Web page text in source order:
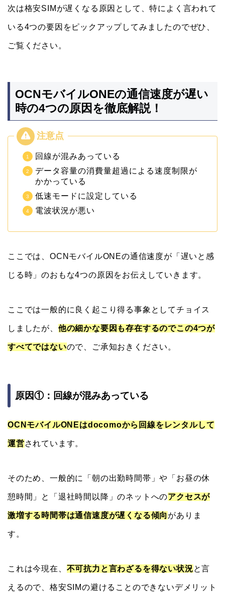
次は格安SIMが遅くなる原因として、特によく言われて
いる4つの要因をピックアップしてみましたのでぜひ、
ご覧ください。
OCNモバイルONEの通信速度が遅い
時の4つの原因を徹底解説！
回線が混みあっている
データ容量の消費量超過による速度制限が
かかっている
低速モードに設定している
電波状況が悪い
ここでは、OCNモバイルONEの通信速度が「遅いと感
じる時」のおもな4つの原因をお伝えしていきます。
ここでは一般的に良く起こり得る事象としてチョイス
しましたが、 他の細かな要因も存在するのでこの4つが
すべてではないので、ご承知おきください。
原因①：回線が混みあっている
OCNモバイルONEはdocomoから回線をレンタルして
運営されています。
そのため、一般的に「朝の出勤時間帯」や「お昼の休
憩時間」と「退社時間以降」のネットへのアクセスが
激増する時間帯は通信速度が遅くなる傾向 がありま
す。
これは今現在、 不可抗力と言わざるを得ない状況と言
えるので、格安SIMの避けることのできないデメリット